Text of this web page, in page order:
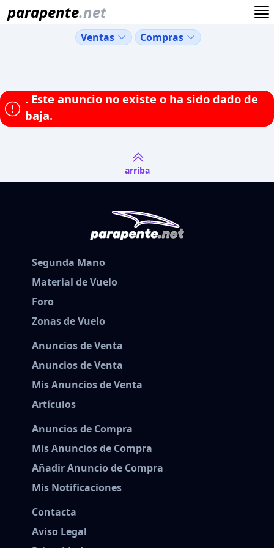
parapente.net
Ventas Compras
. Este anuncio no existe o ha sido dado de
baja.
arriba
Segunda Mano
Material de Vuelo
Foro
Zonas de Vuelo
Anuncios de Venta
Anuncios de Venta
Mis Anuncios de Venta
Artículos
Anuncios de Compra
Mis Anuncios de Compra
Añadir Anuncio de Compra
Mis Notificaciones
Contacta
Aviso Legal